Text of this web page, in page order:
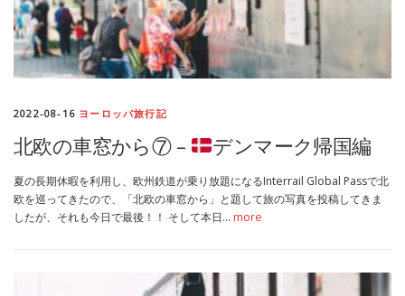
2022-08-16 ヨーロッパ旅行記
北欧の車窓から⑦ – デンマーク帰国編
夏の長期休暇を利用し、欧州鉄道が乗り放題になるInterrail Global Passで北
欧を巡ってきたので、「北欧の車窓から」と題して旅の写真を投稿してきま
したが、それも今日で最後！！ そして本日… more